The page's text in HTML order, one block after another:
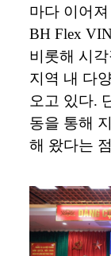
마다 이어져
BH Flex
비롯해 시각
지역 내 다
오고 있다.
동을 통해
해 왔다는